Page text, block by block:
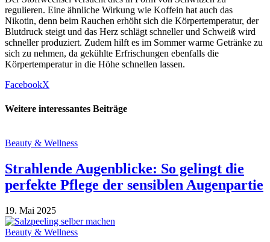
regulieren. Eine ähnliche Wirkung wie Koffein hat auch das
Nikotin, denn beim Rauchen erhöht sich die Körpertemperatur, der
Blutdruck steigt und das Herz schlägt schneller und Schweiß wird
schneller produziert. Zudem hilft es im Sommer warme Getränke zu
sich zu nehmen, da gekühlte Erfrischungen ebenfalls die
Körpertemperatur in die Höhe schnellen lassen.
FacebookX
Weitere interessantes Beiträge
Beauty & Wellness
Strahlende Augenblicke: So gelingt die
perfekte Pflege der sensiblen Augenpartie
19. Mai 2025
Beauty & Wellness